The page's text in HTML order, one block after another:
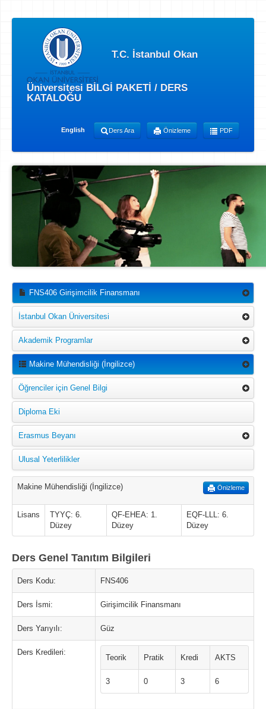
T.C. İstanbul Okan
Üniversitesi BİLGİ PAKETİ / DERS
KATALOĞU
English Ders Ara Önizleme PDF
FNS406 Girişimcilik Finansmanı
İstanbul Okan Üniversitesi
Akademik Programlar
Makine Mühendisliği (İngilizce)
Öğrenciler için Genel Bilgi
Diploma Eki
Erasmus Beyanı
Ulusal Yeterlilikler
Makine Mühendisliği (İngilizce) Önizleme
Lisans
TYYÇ: 6.
Düzey
QF-EHEA: 1.
Düzey
EQF-LLL: 6.
Düzey
Ders Genel Tanıtım Bilgileri
Ders Kodu: FNS406
Ders İsmi: Girişimcilik Finansmanı
Ders Yarıyılı: Güz
Ders Kredileri:
Teorik Pratik Kredi AKTS
3 0 3 6